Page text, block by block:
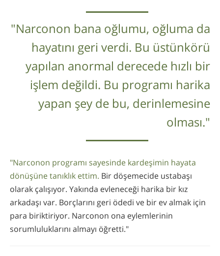
"Narconon bana oğlumu, oğluma da
hayatını geri verdi. Bu üstünkörü
yapılan anormal derecede hızlı bir
işlem değildi. Bu programı harika
yapan şey de bu, derinlemesine
olması."
"Narconon programı sayesinde kardeşimin hayata
dönüşüne tanıklık ettim. Bir döşemecide ustabaşı
olarak çalışıyor. Yakında evleneceği harika bir kız
arkadaşı var. Borçlarını geri ödedi ve bir ev almak için
para biriktiriyor. Narconon ona eylemlerinin
sorumluluklarını almayı öğretti."